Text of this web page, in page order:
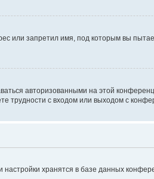
или запретил имя, под которым вы
авторизованными на этой
трудности с входом или выходом с
хранятся в базе данных